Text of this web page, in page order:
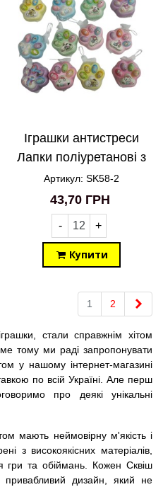
Іграшки антистреси
Лапки поліуретанові з
малюнками SK58-2
Артикул: SK58-2
43,70 ГРН
- +
Купити
1 2
стали справжнім хітом
тому ми раді запропонувати
у нашому інтернет-магазині
по всій Україні. Але перш
про деякі унікальні
мають неймовірну м'якість і
з високоякісних матеріалів,
гри та обіймань. Кожен Сквіш
дизайн, який не